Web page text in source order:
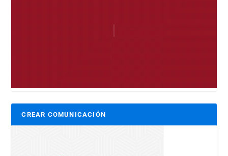
CREAR COMUNICACIÓN